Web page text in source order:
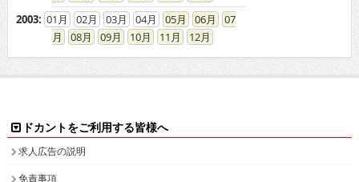
ドカントをご利用する皆様へ
特商法に基づく表示
プライバシーポリシー